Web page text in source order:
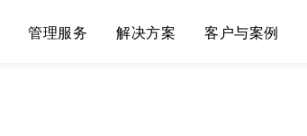
管理服务 解决方案 客户与案例